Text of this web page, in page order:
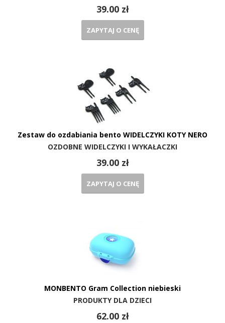
39.00 zł
ZAPYTAJ O CENĘ
Zestaw do ozdabiania bento WIDELCZYKI KOTY NERO
OZDOBNE WIDELCZYKI I WYKAŁACZKI
39.00 zł
ZAPYTAJ O CENĘ
MONBENTO Gram Collection niebieski
PRODUKTY DLA DZIECI
62.00 zł